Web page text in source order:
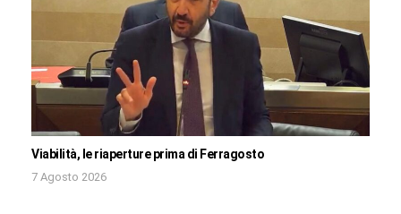
Viabilità, le riaperture prima di Ferragosto
7 Agosto 2026